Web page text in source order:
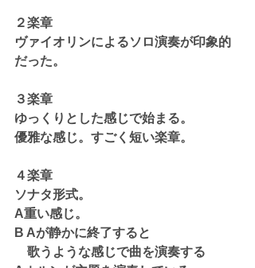
２楽章
ヴァイオリンによるソロ演奏が印象的
だった。
３楽章
ゆっくりとした感じで始まる。
優雅な感じ。すごく短い楽章。
４楽章
ソナタ形式。
A重い感じ。
B Aが静かに終了すると
歌うような感じで曲を演奏する